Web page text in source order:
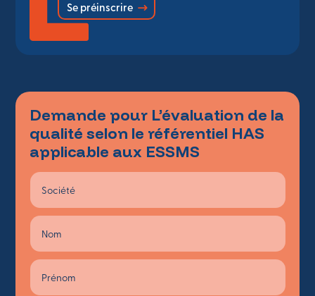
Se préinscrire
Demande pour L’évaluation de la
qualité selon le référentiel HAS
applicable aux ESSMS